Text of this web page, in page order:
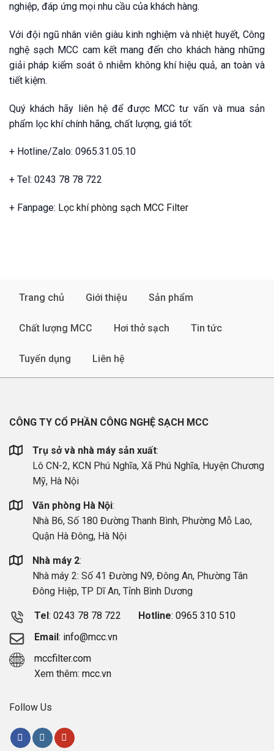
nghiệp, đáp ứng mọi nhu cầu của khách hàng.
Với đội ngũ nhân viên giàu kinh nghiệm và nhiệt huyết, Công
nghệ sạch MCC cam kết mang đến cho khách hàng những
giải pháp kiểm soát ô nhiễm không khí hiệu quả, an toàn và
tiết kiệm.
Quý khách hãy liên hệ để được MCC tư vấn và mua sản
phẩm lọc khí chính hãng, chất lượng, giá tốt:
+ Hotline/Zalo: 0965.31.05.10
+ Tel: 0243 78 78 722
+ Fanpage: Lọc khí phòng sạch MCC Filter
Trang chủ Giới thiệu Sản phẩm
Chất lượng MCC Hơi thở sạch Tin tức
Tuyển dụng Liên hệ
CÔNG TY CỔ PHẦN CÔNG NGHỆ SẠCH MCC
Trụ sở và nhà máy sản xuất:
Lô CN-2, KCN Phú Nghĩa, Xã Phú Nghĩa, Huyện Chương
Mỹ, Hà Nội
Văn phòng Hà Nội:
Nhà B6, Số 180 Đường Thanh Bình, Phường Mỗ Lao,
Quận Hà Đông, Hà Nội
Nhà máy 2:
Nhà máy 2: Số 41 Đường N9, Đông An, Phường Tân
Đông Hiệp, TP Dĩ An, Tỉnh Bình Dương
Tel: 0243 78 78 722 Hotline: 0965 310 510
Email: info@mcc.vn
mccfilter.com
Xem thêm: mcc.vn
Follow Us